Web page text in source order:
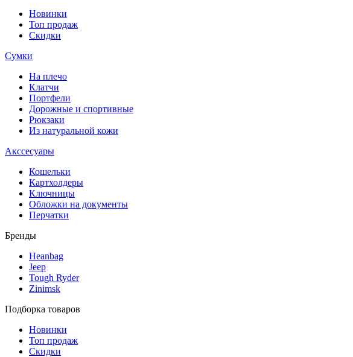
Новинки
Топ продаж
Скидки
Сумки
На плечо
Клатчи
Портфели
Дорожные и спортивные
Рюкзаки
Из натуральной кожи
Акссесуары
Кошельки
Картхолдеры
Ключницы
Обложки на документы
Перчатки
Бренды
Heanbag
Jeep
Tough Ryder
Zinimsk
Подборка товаров
Новинки
Топ продаж
Скидки